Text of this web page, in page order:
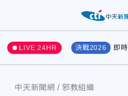
LIVE 24HR 決戰2026 即時
中天新聞網 邪教組織